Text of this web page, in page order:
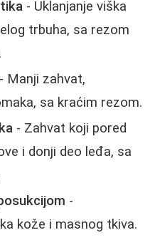
- Uklanjanje viška
trbuha, sa rezom
- Manji zahvat,
sa kraćim rezom.
- Zahvat koji pored
i donji deo leđa, sa
-
kože i masnog tkiva.